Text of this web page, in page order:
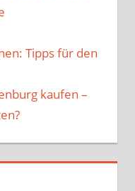
Tipps für den
kaufen –